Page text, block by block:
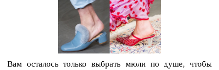
Вам осталось только выбрать мюли по душе, чтобы